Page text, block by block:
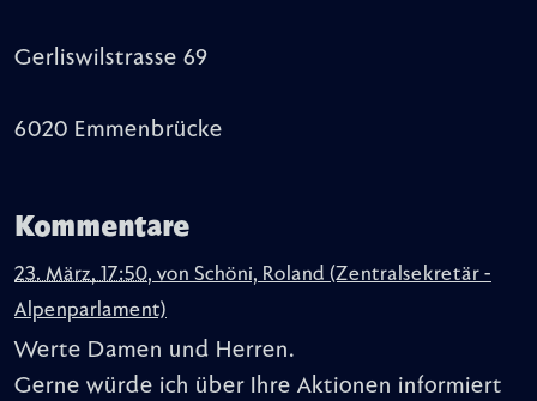
Gerliswilstrasse 69
6020 Emmenbrücke
Kommentare
23. März, 17:50, von Schöni, Roland (Zentralsekretär -
Alpenparlament)
Werte Damen und Herren.
Gerne würde ich über Ihre Aktionen informiert